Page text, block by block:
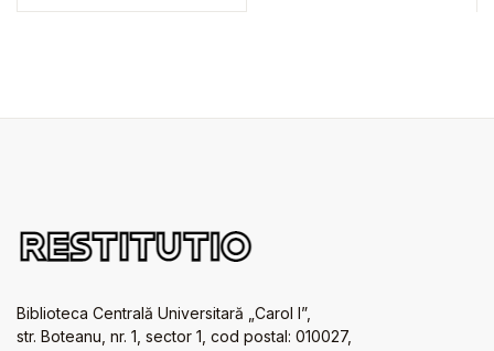
Biblioteca Centrală Universitară „Carol I”,
str. Boteanu, nr. 1, sector 1, cod postal: 010027,